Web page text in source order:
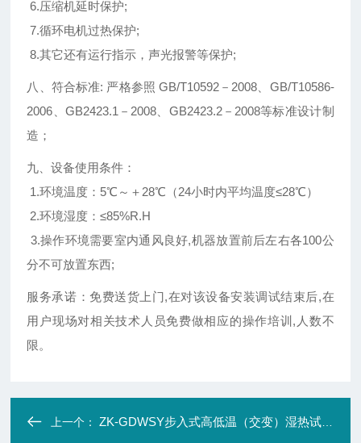
6.压缩机延时保护;
7.循环电机过热保护;
8.其它还有运行指示，声光报警等保护;
八、符合标准: 严格参照 GB/T10592－2008、GB/T10586-
2006、GB2423.1－2008、GB2423.2－2008等标准设计制
造；
九、设备使用条件：
1.环境温度：5℃～＋28℃（24小时内平均温度≤28℃）
2.环境湿度：≤85%R.H
3.操作环境需要室内通风良好,机器放置前后左右各100公
分不可放置东西;
服务承诺：免费送货上门,在对该设备安装调试结束后,在
用户现场对相关技术人员免费做相应的操作培训,人数不
限。
上一个：ZK-GDWSY步入式高低温（交变）湿热试验室